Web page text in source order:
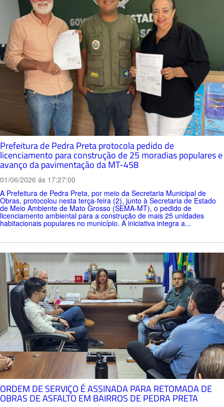
Prefeitura de Pedra Preta protocola pedido de
licenciamento para construção de 25 moradias populares e
avanço da pavimentação da MT-458
01/06/2026 ás 17:27:00
A Prefeitura de Pedra Preta, por meio da Secretaria Municipal de
Obras, protocolou nesta terça-feira (2), junto à Secretaria de Estado
de Meio Ambiente de Mato Grosso (SEMA-MT), o pedido de
licenciamento ambiental para a construção de mais 25 unidades
habitacionais populares no município. A iniciativa integra a...
ORDEM DE SERVIÇO É ASSINADA PARA RETOMADA DE
OBRAS DE ASFALTO EM BAIRROS DE PEDRA PRETA